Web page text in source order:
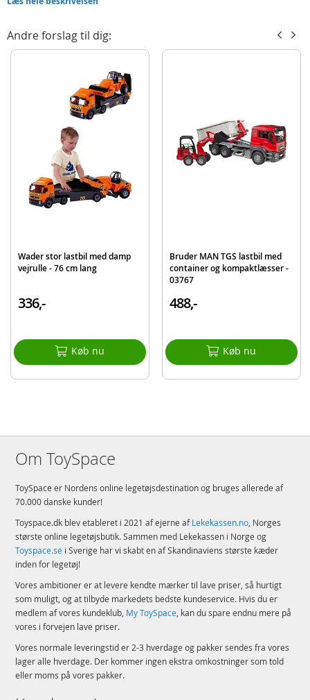
Dickie Toys tungvægtslastbil med lastplan
Mål lastbil: 70 cm
Batteribehov: 2 x AA-batterier (inkluderet)
Alder: fra 3 år
Produktdetaljer
Model
Aktuelt Mest solgte
Andre forslag til dig:
Wader stor lastbil med damp
vejrulle - 76 cm lang
336,-
Køb nu
Bruder MAN TGS lastbil med
container og kompaktlæsser -
03767
488,-
Køb nu
Om ToySpace
ToySpace er Nordens online legetøjsdestination og bruges allerede af
70.000 danske kunder!
Toyspace.dk blev etableret i 2021 af ejerne afLekekassen.no, Norges
største online legetøjsbutik. Sammen med Lekekassen i Norge og
Toyspace.se i Sverige har vi skabt en af Skandinaviens største kæder
inden for legetøj!
Vores ambitioner er at levere kendte mærker til lave priser, så hurtigt
som muligt, og at tilbyde markedets bedste kundeservice. Hvis du er
medlem af vores kundeklub, My ToySpace, kan du spare endnu mere på
vores i forvejen lave priser.
Vores normale leveringstid er 2-3 hverdage og pakker sendes fra vores
lager alle hverdage. Der kommer ingen ekstra omkostninger som told
eller moms på vores pakker.